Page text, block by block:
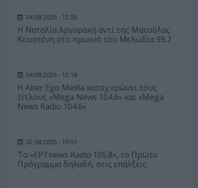
04.08.2026 - 12:56
Η Ναταλία Αργυράκη αντί της Ματούλας
Κουστένη στο πρωινό του Μελωδία 99.2
04.08.2026 - 12:18
Η Alter Ego Media κατοχυρώνει τους
τίτλους «Mega News 104.6» και «Mega
News Radio 104.6»
02.08.2026 - 19:01
Το «ΕΡΤnews Radio 105.8», το Πρώτο
Πρόγραμμα δηλαδή, στις επάλξεις